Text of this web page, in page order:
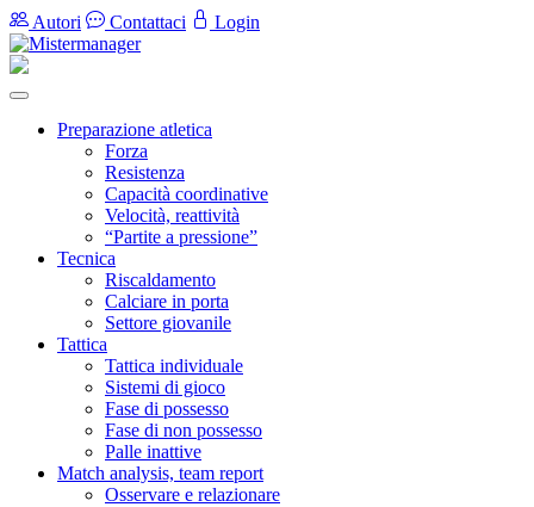
Autori Contattaci Login
Preparazione atletica
Forza
Resistenza
Capacità coordinative
Velocità, reattività
“Partite a pressione”
Tecnica
Riscaldamento
Calciare in porta
Settore giovanile
Tattica
Tattica individuale
Sistemi di gioco
Fase di possesso
Fase di non possesso
Palle inattive
Match analysis, team report
Osservare e relazionare